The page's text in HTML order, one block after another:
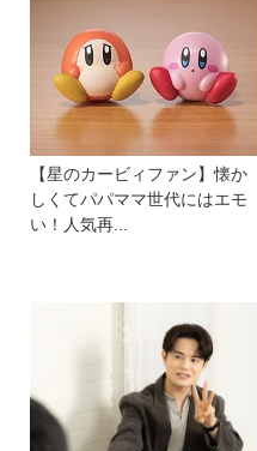
【星のカービィファン】懐か
しくてパパママ世代にはエモ
い！人気再...